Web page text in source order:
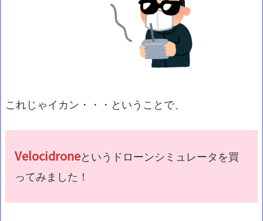
これじゃイカン・・・ということで、
Velocidroneというドローンシミュレータを買
ってみました！